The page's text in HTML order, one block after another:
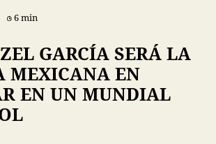
6 min
GARCÍA SERÁ LA
MEXICANA EN
EN UN MUNDIAL